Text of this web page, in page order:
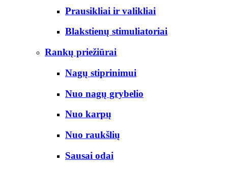
Prausikliai ir valikliai
Blakstienų stimuliatoriai
Rankų priežiūrai
Nagų stiprinimui
Nuo nagų grybelio
Nuo karpų
Nuo raukšlių
Sausai odai